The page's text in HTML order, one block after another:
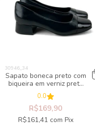
Sapato boneca preto com
biqueira em verniz preta
& salto bloco
0.0
R$169,90
R$161,41 com Pix